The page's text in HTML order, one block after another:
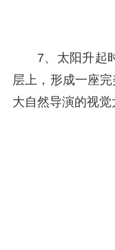
7、太阳升起
层上，形成一座
大自然导演的视觉